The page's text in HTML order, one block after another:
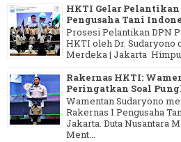
HKTI Gelar Pelantikan
Pengusaha Tani
Prosesi Pelantikan DPN
HKTI oleh Dr. Sudaryono
Merdeka | Jakarta
Rakernas HKTI:
Peringatkan Soal
Wamentan Sudaryono
Rakernas I Pengusaha
Jakarta. Duta Nusantara
Ment...